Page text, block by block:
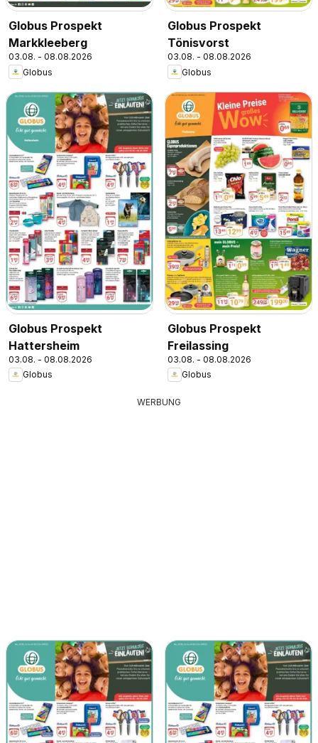
Globus Prospekt
Markkleeberg
03.08. - 08.08.2026
Globus
Globus Prospekt
Tönisvorst
03.08. - 08.08.2026
Globus
Globus Prospekt
Hattersheim
03.08. - 08.08.2026
Globus
Globus Prospekt
Freilassing
03.08. - 08.08.2026
Globus
WERBUNG